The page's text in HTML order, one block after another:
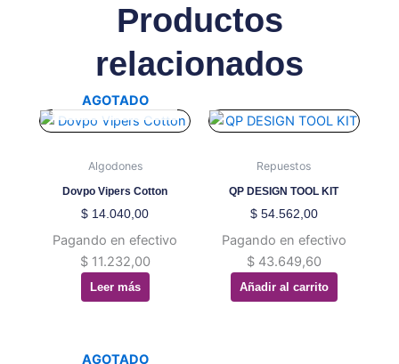
Productos
relacionados
AGOTADO
Algodones
Dovpo Vipers Cotton
$ 14.040,00
Pagando en efectivo
$11.232,00
Leer más
Repuestos
QP DESIGN TOOL KIT
$54.562,00
Pagando en efectivo
$43.649,60
Añadir al carrito
AGOTADO